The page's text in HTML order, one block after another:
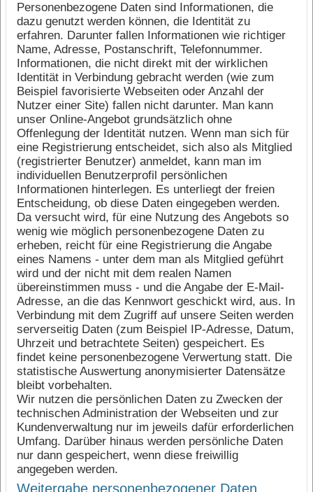
Personenbezogene Daten sind Informationen, die
dazu genutzt werden können, die Identität zu
erfahren. Darunter fallen Informationen wie richtiger
Name, Adresse, Postanschrift, Telefonnummer.
Informationen, die nicht direkt mit der wirklichen
Identität in Verbindung gebracht werden (wie zum
Beispiel favorisierte Webseiten oder Anzahl der
Nutzer einer Site) fallen nicht darunter. Man kann
unser Online-Angebot grundsätzlich ohne
Offenlegung der Identität nutzen. Wenn man sich für
eine Registrierung entscheidet, sich also als Mitglied
(registrierter Benutzer) anmeldet, kann man im
individuellen Benutzerprofil persönlichen
Informationen hinterlegen. Es unterliegt der freien
Entscheidung, ob diese Daten eingegeben werden.
Da versucht wird, für eine Nutzung des Angebots so
wenig wie möglich personenbezogene Daten zu
erheben, reicht für eine Registrierung die Angabe
eines Namens - unter dem man als Mitglied geführt
wird und der nicht mit dem realen Namen
übereinstimmen muss - und die Angabe der E-Mail-
Adresse, an die das Kennwort geschickt wird, aus. In
Verbindung mit dem Zugriff auf unsere Seiten werden
serverseitig Daten (zum Beispiel IP-Adresse, Datum,
Uhrzeit und betrachtete Seiten) gespeichert. Es
findet keine personenbezogene Verwertung statt. Die
statistische Auswertung anonymisierter Datensätze
bleibt vorbehalten.
Wir nutzen die persönlichen Daten zu Zwecken der
technischen Administration der Webseiten und zur
Kundenverwaltung nur im jeweils dafür erforderlichen
Umfang. Darüber hinaus werden persönliche Daten
nur dann gespeichert, wenn diese freiwillig
angegeben werden.
Weitergabe personenbezogener Daten